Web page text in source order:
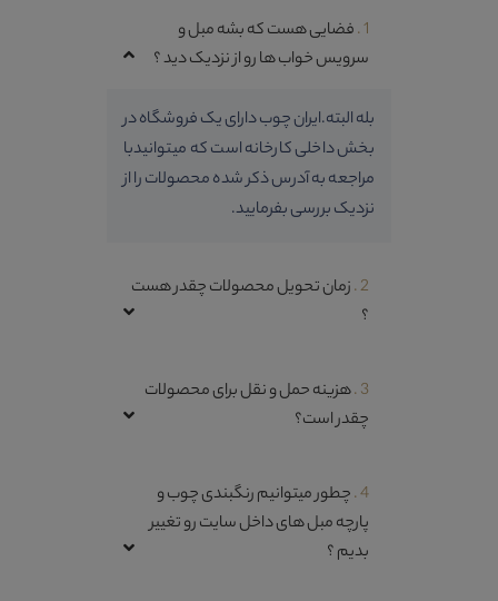
1 . فضایی هست که بشه مبل و
سرویس خواب ها رو از نزدیک دید ؟
بله البته.ایران چوب دارای یک فروشگاه در
بخش داخلی کارخانه است که میتوانیدبا
مراجعه به آدرس ذکر شده محصولات را از
نزدیک بررسی بفرمایید.
2 . زمان تحویل محصولات چقدر هست
؟
3 . هزینه حمل و نقل برای محصولات
چقدر است؟
4 . چطور میتوانیم رنگبندی چوب و
پارچه مبل های داخل سایت رو تغییر
بدیم ؟